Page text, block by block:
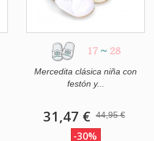
17 ~ 28
Mercedita clásica niña con
festón y...
31,47 € 44,95 €
-30%